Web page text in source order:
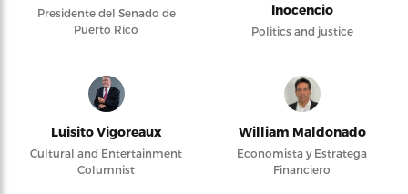
Presidente del Senado de
Puerto Rico
Inocencio
Politics and justice
Luisito Vigoreaux
Cultural and Entertainment
Columnist
William Maldonado
Economista y Estratega
Financiero